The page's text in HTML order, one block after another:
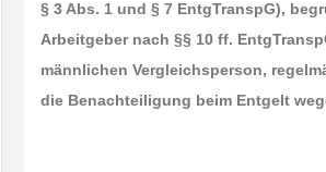
§ 3 Abs. 1 und § 7 EntgTranspG),
Arbeitgeber nach §§ 10 ff.
männlichen Vergleichsperson,
die Benachteiligung beim Entgelt